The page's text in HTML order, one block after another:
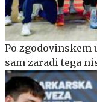
Po zgodovinskem
sam zaradi tega